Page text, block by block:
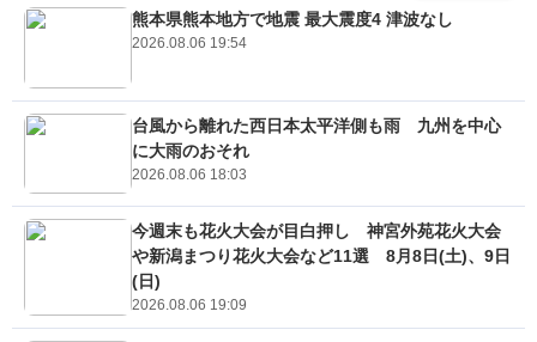
熊本県熊本地方で地震 最大震度4 津波なし
2026.08.06 19:54
台風から離れた西日本太平洋側も雨 九州を中心
に大雨のおそれ
2026.08.06 18:03
今週末も花火大会が目白押し 神宮外苑花火大会
や新潟まつり花火大会など11選 8月8日(土)、9日
(日)
2026.08.06 19:09